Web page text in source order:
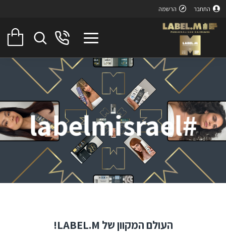
התחבר הרשמה
#labelmisrael
העולם המקוון של LABEL.M!